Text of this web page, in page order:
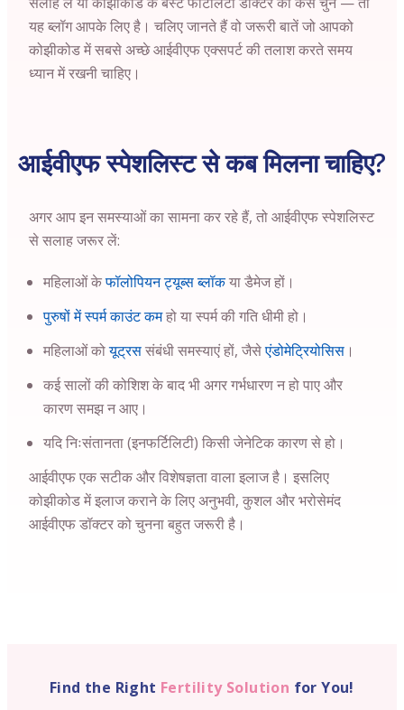
यह ब्लॉग आपके लिए है। चलिए जानते हैं वो जरूरी बातें जो आपको
कोझीकोड में सबसे अच्छे आईवीएफ एक्सपर्ट की तलाश करते समय
ध्यान में रखनी चाहिए।
आईवीएफ स्पेशलिस्ट से कब मिलना चाहिए?
अगर आप इन समस्याओं का सामना कर रहे हैं, तो आईवीएफ स्पेशलिस्ट
से सलाह जरूर लें:
महिलाओं केफॉलोपियन ट्यूब्स ब्लॉकया डैमेज हों।
पुरुषों में स्पर्म काउंट कमहो या स्पर्म की गति धीमी हो।
महिलाओं कोयूट्रससंबंधी समस्याएं हों, जैसेएंडोमेट्रियोसिस ।
कई सालों की कोशिश के बाद भी अगर गर्भधारण न हो पाए और
कारण समझ न आए।
यदि निःसंतानता (इनफर्टिलिटी) किसी जेनेटिक कारण से हो।
आईवीएफ एक सटीक और विशेषज्ञता वाला इलाज है। इसलिए
कोझीकोड में इलाज कराने के लिए अनुभवी, कुशल और भरोसेमंद
आईवीएफ डॉक्टर को चुनना बहुत जरूरी है।
Find the Right Fertility Solution for You!